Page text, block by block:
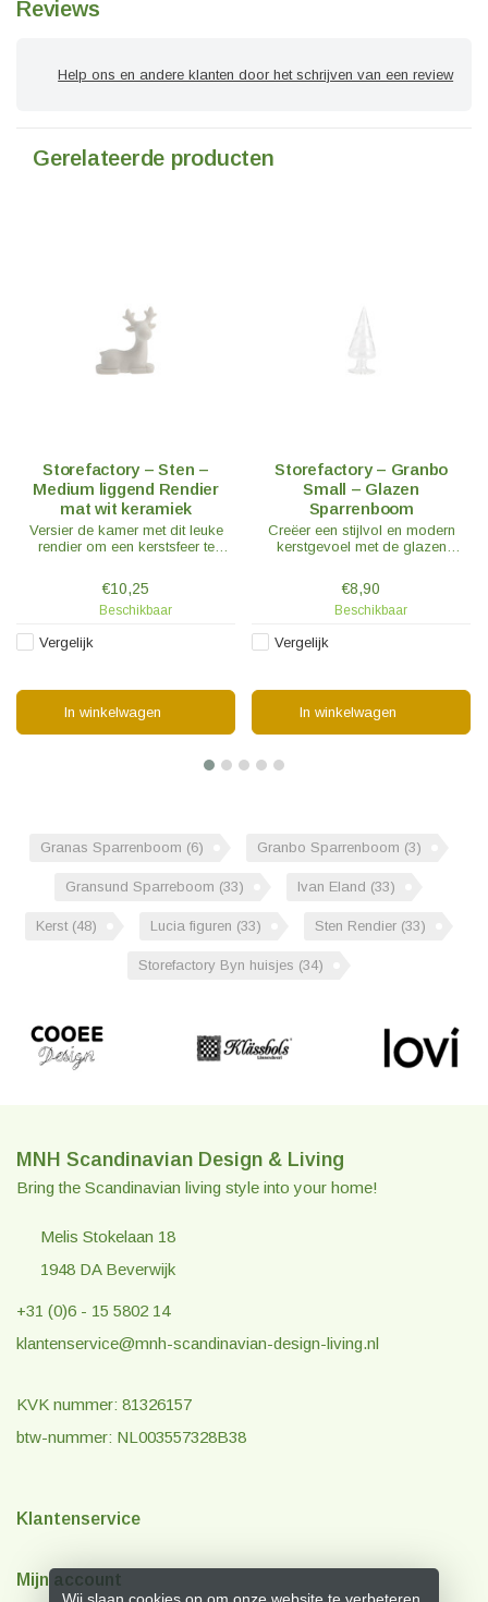
Reviews
Help ons en andere klanten door het schrijven van een review
Gerelateerde producten
Storefactory – Sten –
Medium liggend Rendier
mat wit keramiek
Versier de kamer met dit leuke
rendier om een kerstsfeer te
combineren met al onze andere
kerstversieringen of figuren.
€10,25
Beschikbaar
Vergelijk
In winkelwagen
Storefactory – Granbo
Small – Glazen
Sparrenboom
Creëer een stijlvol en modern
kerstgevoel met de glazen
€8,90
Beschikbaar
Vergelijk
In winkelwagen
Granas Sparrenboom (6) Granbo Sparrenboom (3)
Gransund Sparreboom (33) Ivan Eland (33)
Kerst (48) Lucia figuren (33) Sten Rendier (33)
Storefactory Byn huisjes (34)
MNH Scandinavian Design & Living
Bring the Scandinavian living style into your home!
Melis Stokelaan 18
1948 DA Beverwijk
+31 (0)6 - 15 5802 14
klantenservice@mnh-scandinavian-design-living.nl
KVK nummer: 81326157
btw-nummer: NL003557328B38
Klantenservice
Mijn account